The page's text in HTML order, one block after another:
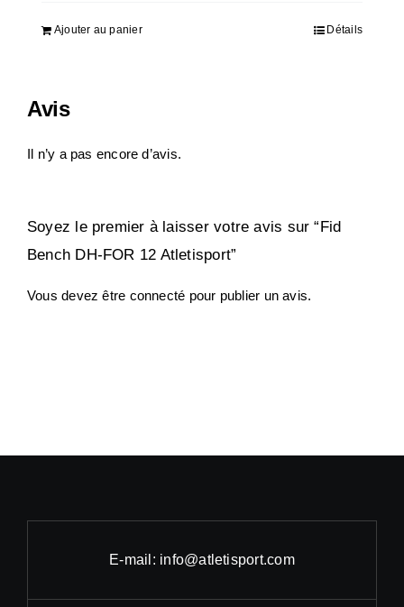
Ajouter au panier Détails
Avis
Il n’y a pas encore d’avis.
Soyez le premier à laisser votre avis sur “Fid
Bench DH-FOR 12 Atletisport”
Vous devez être connecté pour publier un avis.
E-mail: info@atletisport.com